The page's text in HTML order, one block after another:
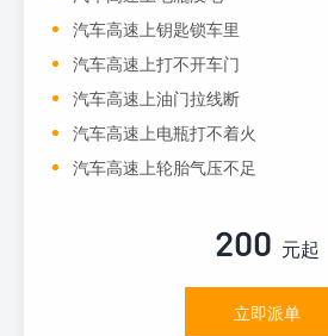
汽车高速上钥匙锁车里
汽车高速上打不开车门
汽车高速上油门拉线断
汽车高速上电瓶打不着火
汽车高速上轮胎气压不足
200 元起
立即派单